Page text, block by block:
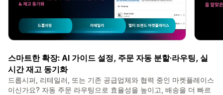
스마트한 확장: AI 가이드 설정, 주문 자동 분할·라우팅, 실
시간 재고 동기화
드롭시퍼, 리테일러, 또는 기존 공급업체와 협력 중인 마켓플레이스
이신가요? 자동 주문 라우팅으로 효율성을 높이고, 배송을 더 빠르